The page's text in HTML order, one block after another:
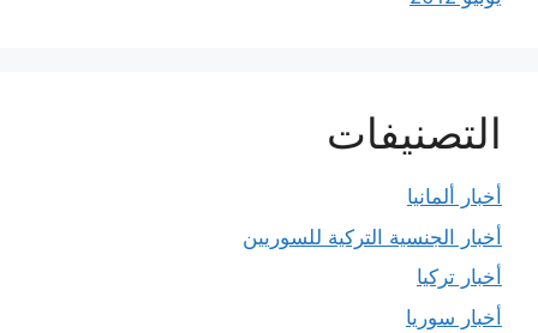
التصنيفات
أخبار ألمانيا
أخبار الجنسية التركية للسوريين
أخبار تركيا
أخبار سوريا